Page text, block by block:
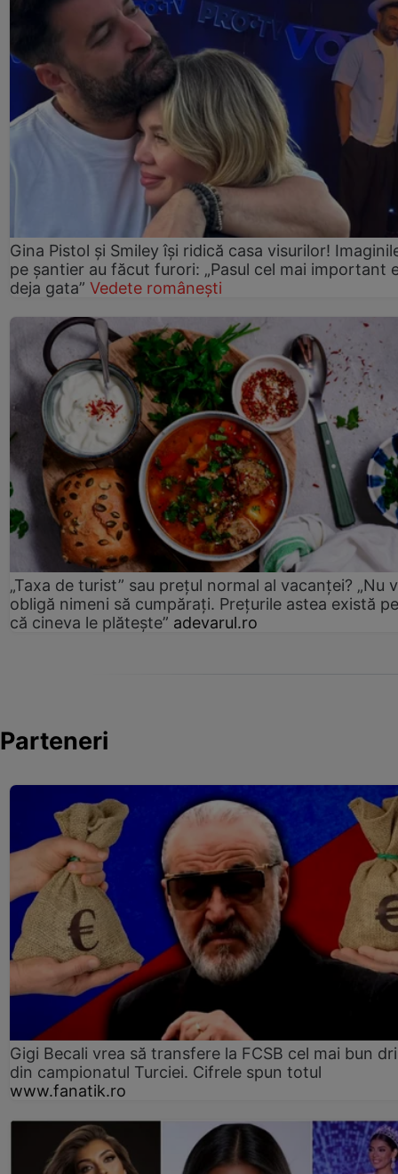
Gina Pistol și Smiley își ridică casa visurilor!
pe șantier au făcut furori: „Pasul cel mai important
deja gata” Vedete românești
„Taxa de turist” sau prețul normal al vacanței? „Nu
obligă nimeni să cumpărați. Prețurile astea există
că cineva le plătește” adevarul.ro
Parteneri
Gigi Becali vrea să transfere la FCSB cel mai bun
din campionatul Turciei. Cifrele spun totul
www.fanatik.ro